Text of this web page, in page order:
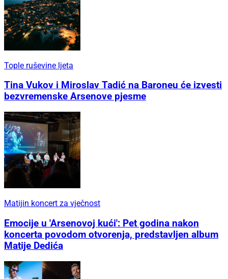
Tople ruševine ljeta
Tina Vukov i Miroslav Tadić na Baroneu će izvesti
bezvremenske Arsenove pjesme
Matijin koncert za vječnost
Emocije u 'Arsenovoj kući': Pet godina nakon
koncerta povodom otvorenja, predstavljen album
Matije Dedića